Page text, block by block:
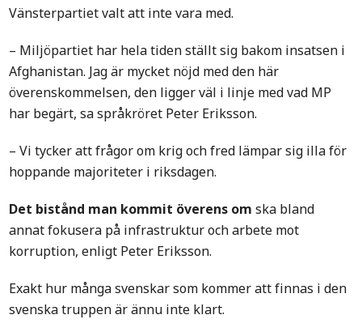
Vänsterpartiet valt att inte vara med.
– Miljöpartiet har hela tiden ställt sig bakom insatsen i
Afghanistan. Jag är mycket nöjd med den här
överenskommelsen, den ligger väl i linje med vad MP
har begärt, sa språkröret Peter Eriksson.
– Vi tycker att frågor om krig och fred lämpar sig illa för
hoppande majoriteter i riksdagen.
Det bistånd man kommit överens omska bland
annat fokusera på infrastruktur och arbete mot
korruption, enligt Peter Eriksson.
Exakt hur många svenskar som kommer att finnas i den
svenska truppen är ännu inte klart.